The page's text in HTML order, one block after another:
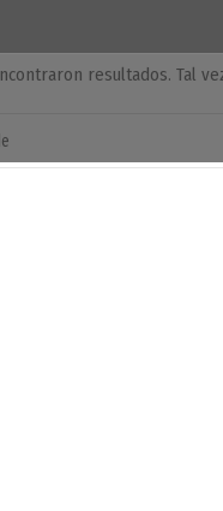
Nada
resultados. Tal